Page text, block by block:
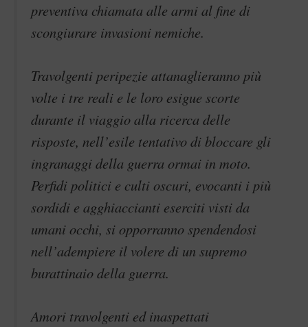
preventiva chiamata alle armi al fine di
scongiurare invasioni nemiche.
Travolgenti peripezie attanaglieranno più
volte i tre reali e le loro esigue scorte
durante il viaggio alla ricerca delle
risposte, nell’esile tentativo di bloccare gli
ingranaggi della guerra ormai in moto.
Perfidi politici e culti oscuri, evocanti i più
sordidi e agghiaccianti eserciti visti da
umani occhi, si opporranno spendendosi
nell’adempiere il volere di un supremo
burattinaio della guerra.
Amori travolgenti ed inaspettati